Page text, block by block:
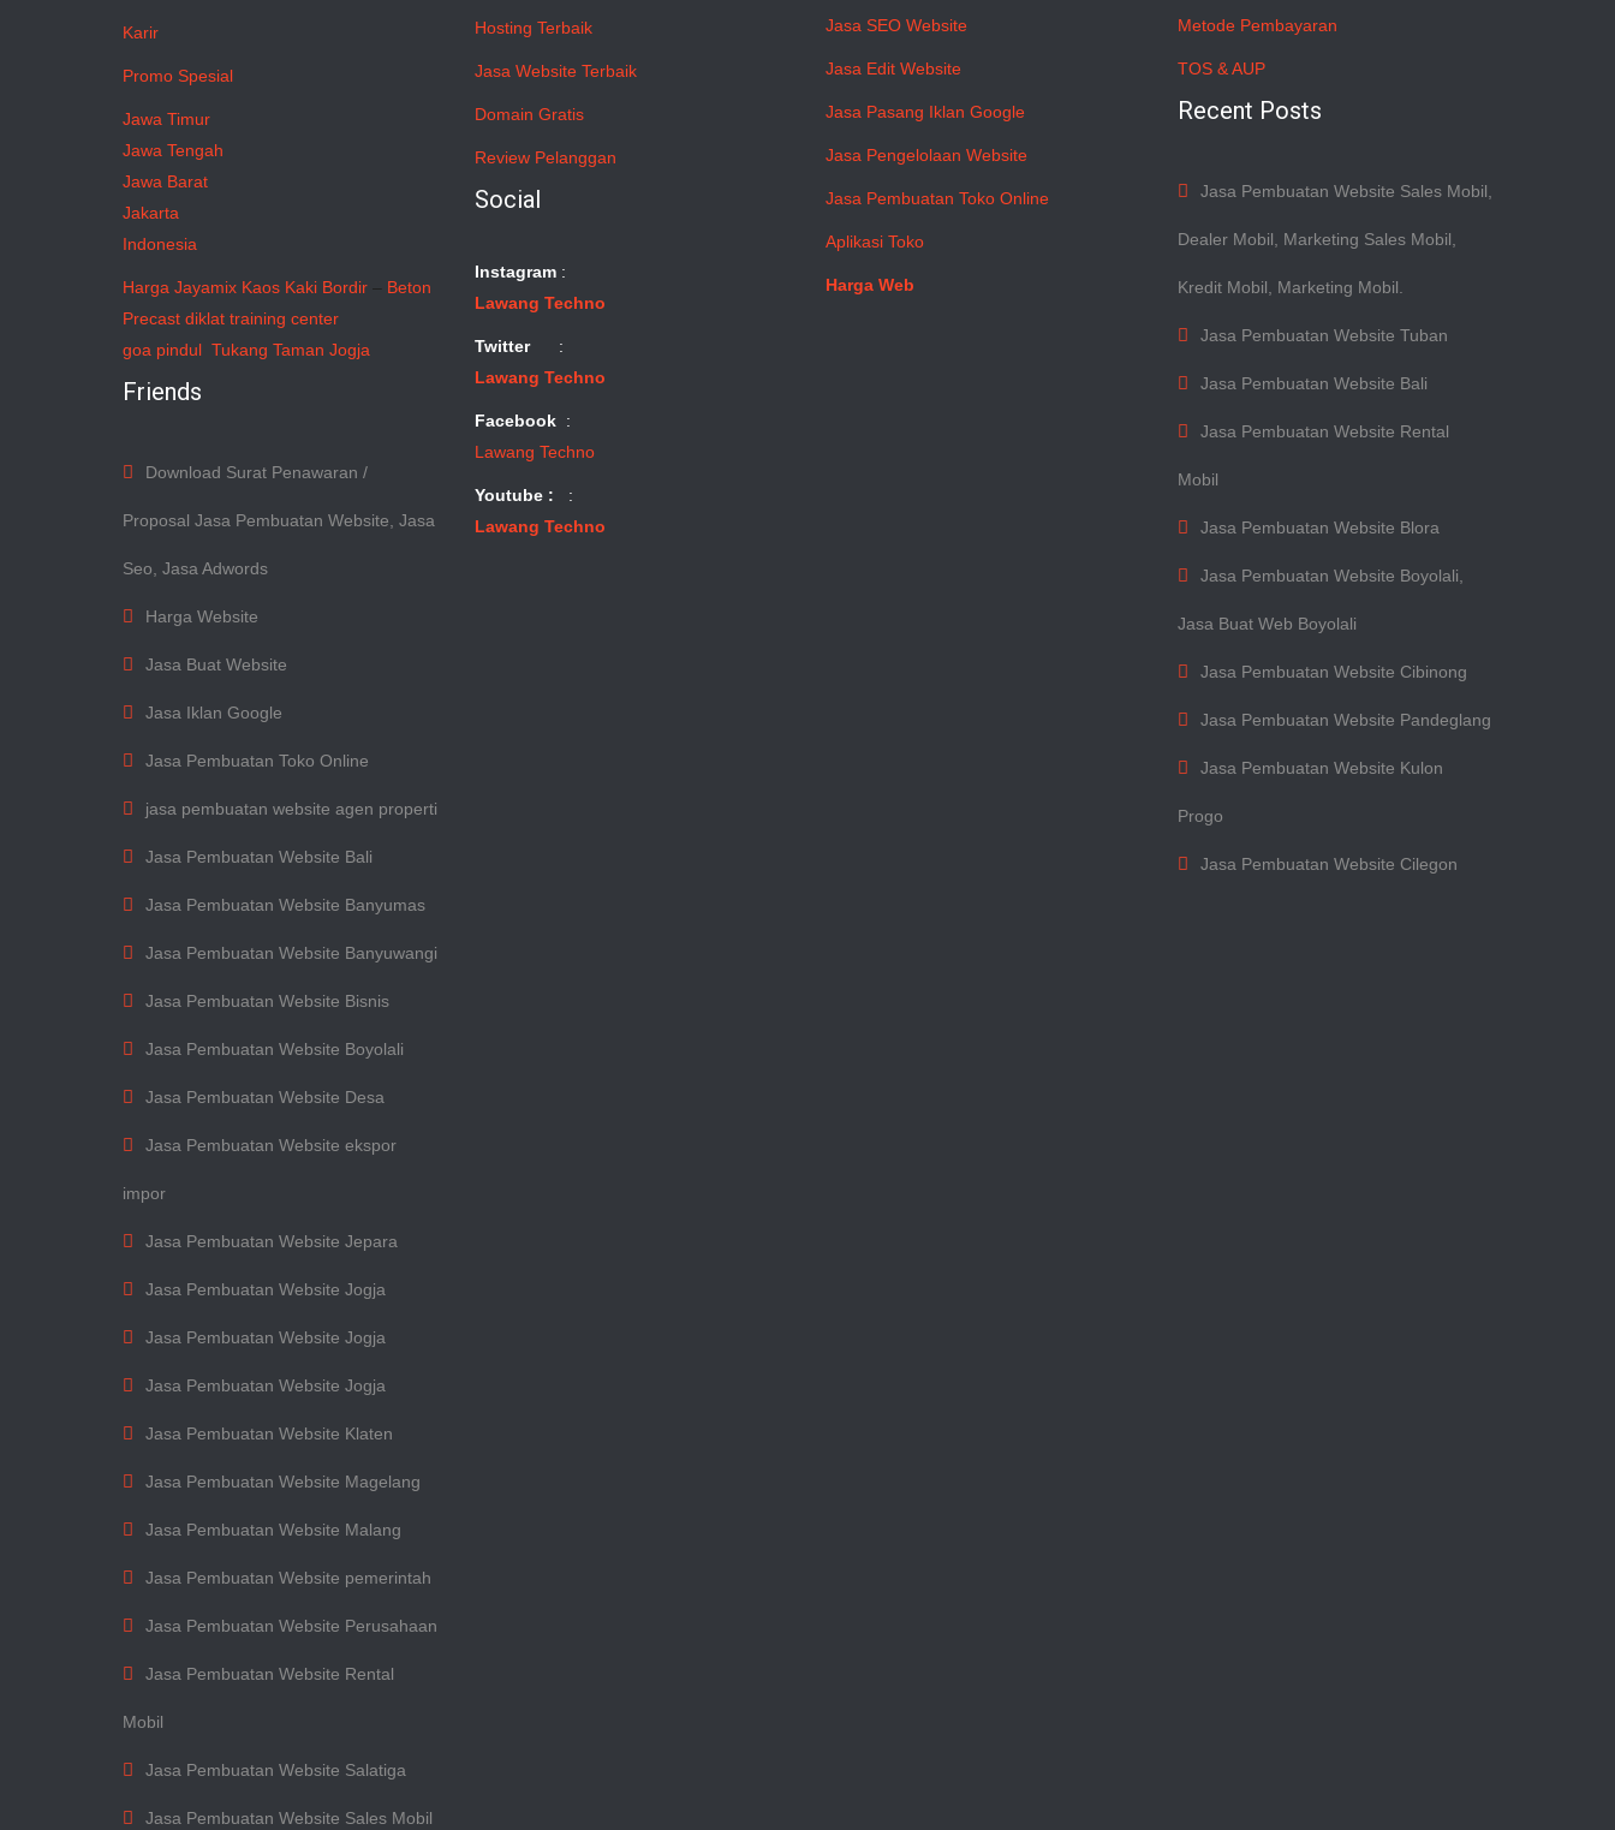
Karir
Promo Spesial
Jawa Timur
Jawa Tengah
Jawa Barat
Jakarta
Indonesia
Harga Jayamix Kaos Kaki Bordir – Beton
Precast diklat training center
goa pindul Tukang Taman Jogja
Friends
Download Surat Penawaran /
Proposal Jasa Pembuatan Website, Jasa
Seo, Jasa Adwords
Harga Website
Jasa Buat Website
Jasa Iklan Google
Jasa Pembuatan Toko Online
jasa pembuatan website agen properti
Jasa Pembuatan Website Bali
Jasa Pembuatan Website Banyumas
Jasa Pembuatan Website Banyuwangi
Jasa Pembuatan Website Bisnis
Jasa Pembuatan Website Boyolali
Jasa Pembuatan Website Desa
Jasa Pembuatan Website ekspor
impor
Jasa Pembuatan Website Jepara
Jasa Pembuatan Website Jogja
Jasa Pembuatan Website Jogja
Jasa Pembuatan Website Jogja
Jasa Pembuatan Website Klaten
Jasa Pembuatan Website Magelang
Jasa Pembuatan Website Malang
Jasa Pembuatan Website pemerintah
Jasa Pembuatan Website Perusahaan
Jasa Pembuatan Website Rental
Mobil
Jasa Pembuatan Website Salatiga
Jasa Pembuatan Website Sales Mobil
Hosting Terbaik
Jasa Website Terbaik
Domain Gratis
Review Pelanggan
Social
Instagram:
Lawang Techno
Twitter:
Lawang Techno
Facebook:
Lawang Techno
Youtube :
:
Lawang Techno
Jasa SEO Website
Jasa Edit Website
Jasa Pasang Iklan Google
Jasa Pengelolaan Website
Jasa Pembuatan Toko Online
Aplikasi Toko
Harga Web
Metode Pembayaran
TOS & AUP
Recent Posts
Jasa Pembuatan Website Sales Mobil,
Dealer Mobil, Marketing Sales Mobil,
Kredit Mobil, Marketing Mobil.
Jasa Pembuatan Website Tuban
Jasa Pembuatan Website Bali
Jasa Pembuatan Website Rental
Mobil
Jasa Pembuatan Website Blora
Jasa Pembuatan Website Boyolali,
Jasa Buat Web Boyolali
Jasa Pembuatan Website Cibinong
Jasa Pembuatan Website Pandeglang
Jasa Pembuatan Website Kulon
Progo
Jasa Pembuatan Website Cilegon